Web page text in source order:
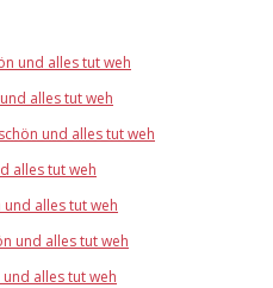
und alles tut weh
alles tut weh
und alles tut weh
alles tut weh
und alles tut weh
und alles tut weh
und alles tut weh